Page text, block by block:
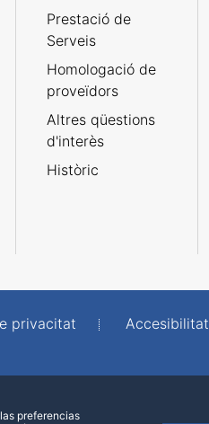
Prestació de
Serveis
Homologació de
proveïdors
Altres qüestions
d'interès
Històric
privacitat Accesibilitat
preferencias